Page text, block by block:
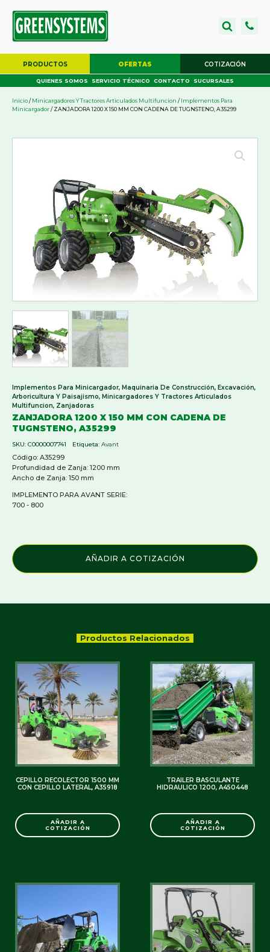
PRODUCTOS OFERTAS COTIZACIÓN
QUIENES SOMOS SERVICIO TÉCNICO CONTACTO SUCURSALES
Inicio/Minicargadores Y Tractores Articulados Multifuncion /Implementos Para
Minicargador/ ZANJADORA 1200 X 150 MM CON CADENA DE TUGNSTENO, A35299
Implementos Para Minicargador, Maquinaria De Construcción, Excavación,
Arboricultura Y Paisajismo, Minicargadores Y Tractores Articulados
Multifuncion, Zanjadoras
ZANJADORA 1200 X 150 MM CON CADENA DE
TUGNSTENO, A35299
SKU: C0000007741 Etiqueta: Avant
Código: A35299
Profundidad de Zanja: 1200 mm
Ancho de Zanja: 150 mm
IMPLEMENTO PARA AVANT SERIE:
700 - 800
AÑADIR A COTIZACIÓN
Productos Relacionados
CEPILLO RECOLECTOR 1500 MM
CON CEPILLO LATERAL, A35918
AÑADIR A
COTIZACIÓN
TRAILER BASCULANTE
HIDRAULICO 1200, A450448
AÑADIR A
COTIZACIÓN